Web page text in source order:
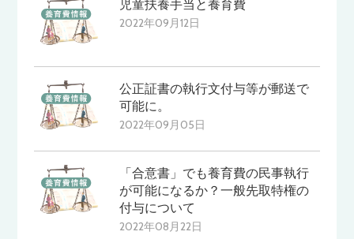
児童扶養手当と養育費
2022年09月12日
公正証書の執行文付与等が郵送で
可能に。
2022年09月05日
「合意書」でも養育費の民事執行
が可能になるか？一般先取特権の
付与について
2022年08月22日